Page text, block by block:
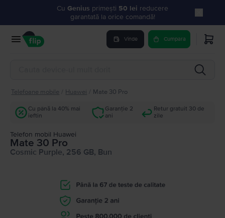
Cu Genius primești 50 lei reducere
garantată la orice comandă!
Vinde Cumpara
Telefoane mobile Huawei Mate 30 Pro
Cu până la 40% mai
ieftin
Garanție 2
ani
Retur gratuit 30 de
zile
Telefon mobil Huawei
Mate 30 Pro
Cosmic Purple, 256 GB, Bun